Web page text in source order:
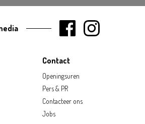
Contact
Openingsuren
Pers & PR
Contacteer ons
Jobs